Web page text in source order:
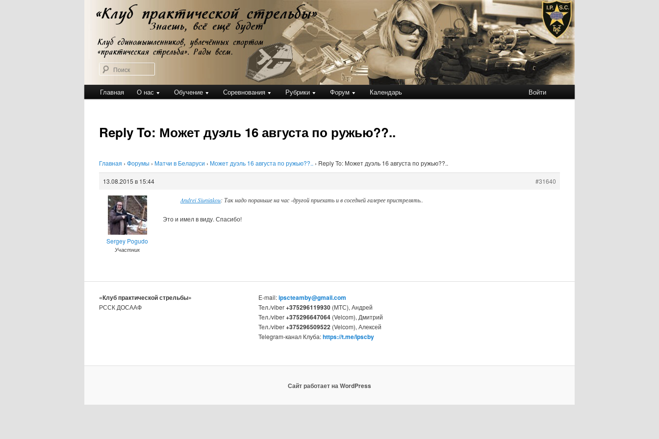
Клуб практической стрельбы
Клуб практической стрельбы
Главное
меню
Главная О нас Обучение Соревнования Рубрики Форум Календарь Войти
Reply To: Может дуэль 16 августа по ружью??..
Главная › Форумы › Матчи в Беларуси › Может дуэль 16 августа по ружью??.. › Reply To: Может дуэль 16 августа по ружью??..
13.08.2015 в 15:44 #31640
Sergey Pogudo
Участник
Andrei Siuniakou: Так надо пораньше на час -другой приехать и в соседней галерее пристрелять..
Это и имел в виду. Спасибо!
«Клуб практической стрельбы»
РССК ДОСААФ
E-mail:ipscteamby@gmail.com
Тел./viber+375296119930(МТС), Андрей
Тел./viber+375296647064(Velcom), Дмитрий
Тел./viber+375296509522 (Velcom), Алексей
Telegram-канал Клуба:https://t.me/ipscby
Сайт работает на WordPress